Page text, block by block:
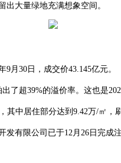
大量绿地充满想象空间。
30日，成交价43.145亿元。
超39%的溢价率。这也是
中居住部分达到9.42万/㎡，
有限公司已于12月26日完成